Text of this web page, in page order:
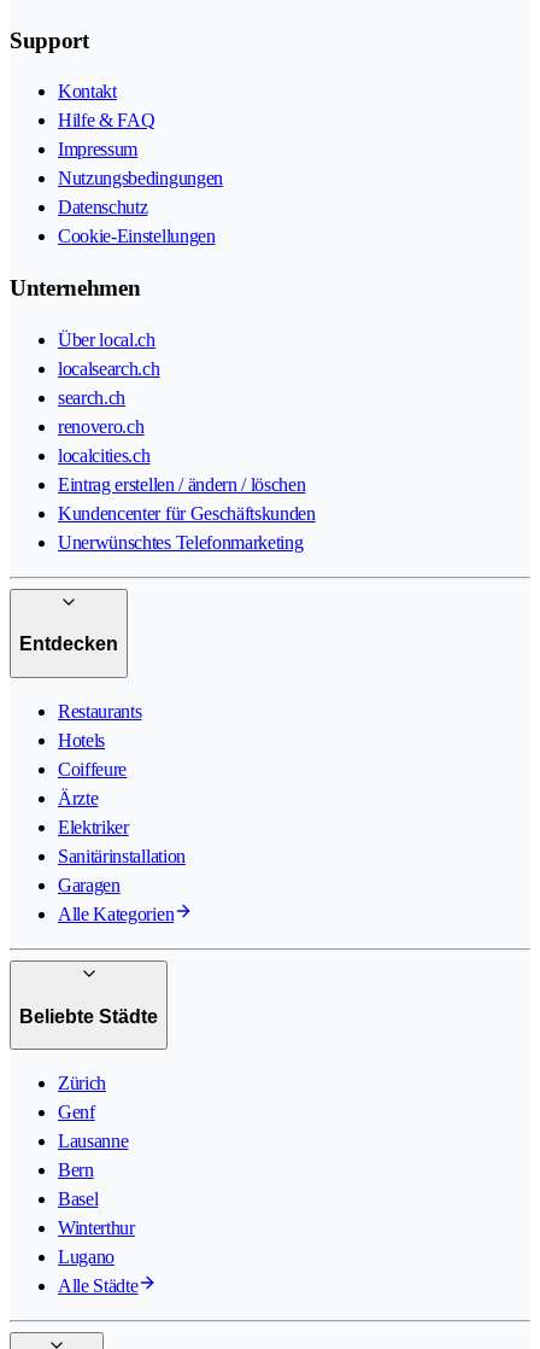
Support
Kontakt
Hilfe & FAQ
Impressum
Nutzungsbedingungen
Datenschutz
Cookie-Einstellungen
Unternehmen
Über local.ch
localsearch.ch
search.ch
renovero.ch
localcities.ch
Eintrag erstellen / ändern / löschen
Kundencenter für Geschäftskunden
Unerwünschtes Telefonmarketing
Entdecken
Restaurants
Hotels
Coiffeure
Ärzte
Elektriker
Sanitärinstallation
Garagen
Alle Kategorien
Beliebte Städte
Zürich
Genf
Lausanne
Bern
Basel
Winterthur
Lugano
Alle Städte